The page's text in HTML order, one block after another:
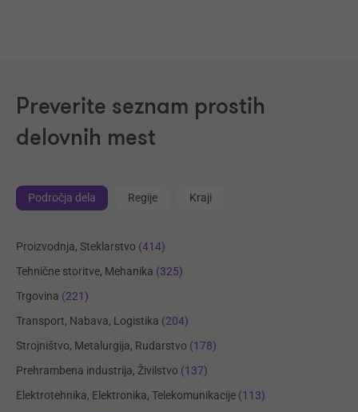
Preverite seznam prostih
delovnih mest
Področja dela Regije Kraji
Proizvodnja, Steklarstvo (414)
Tehnične storitve, Mehanika (325)
Trgovina (221)
Transport, Nabava, Logistika (204)
Strojništvo, Metalurgija, Rudarstvo (178)
Prehrambena industrija, Živilstvo (137)
Elektrotehnika, Elektronika, Telekomunikacije (113)